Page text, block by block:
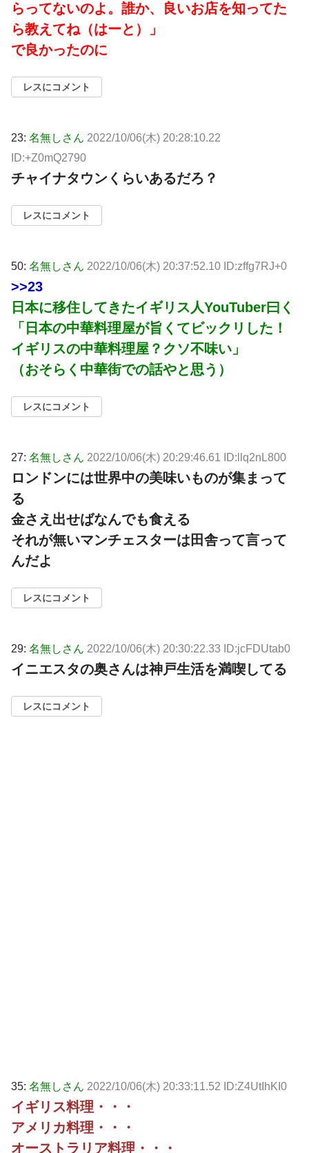
らってないのよ。誰か、良いお店を知ってた
ら教えてね（はーと）」
で良かったのに
レスにコメント
23: 名無しさん 2022/10/06(木) 20:28:10.22
ID:+Z0mQ2790
チャイナタウンくらいあるだろ？
レスにコメント
50: 名無しさん 2022/10/06(木) 20:37:52.10 ID:zffg7RJ+0
>>23
日本に移住してきたイギリス人YouTuber曰く
「日本の中華料理屋が旨くてビックリした！
イギリスの中華料理屋？クソ不味い」
（おそらく中華街での話やと思う）
レスにコメント
27: 名無しさん 2022/10/06(木) 20:29:46.61 ID:llq2nL800
ロンドンには世界中の美味いものが集まって
る
金さえ出せばなんでも食える
それが無いマンチェスターは田舎って言って
んだよ
レスにコメント
29: 名無しさん 2022/10/06(木) 20:30:22.33 ID:jcFDUtab0
イニエスタの奥さんは神戸生活を満喫してる
レスにコメント
35: 名無しさん 2022/10/06(木) 20:33:11.52 ID:Z4UtIhKI0
イギリス料理・・・
アメリカ料理・・・
オーストラリア料理・・・